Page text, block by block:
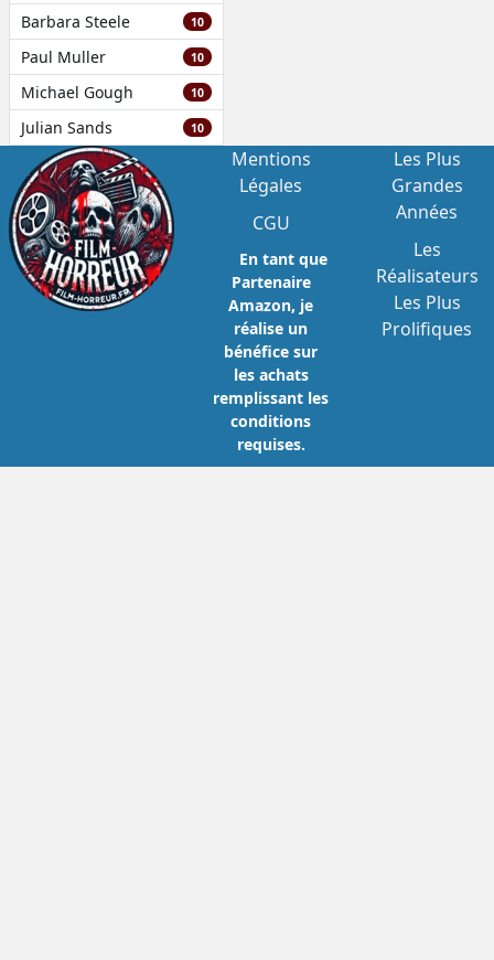
Barbara Steele 10
Paul Muller 10
Michael Gough 10
Julian Sands 10
Mentions
Légales
CGU
En tant que
Partenaire
Amazon, je
réalise un
bénéfice sur
les achats
remplissant les
conditions
requises.
Les Plus
Grandes
Années
Les
Réalisateurs
Les Plus
Prolifiques